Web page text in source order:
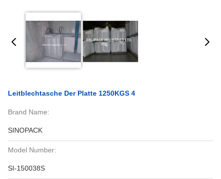
Leitblechtasche Der Platte 1250KGS 4
Brand Name:
SINOPACK
Model Number:
SI-150038S